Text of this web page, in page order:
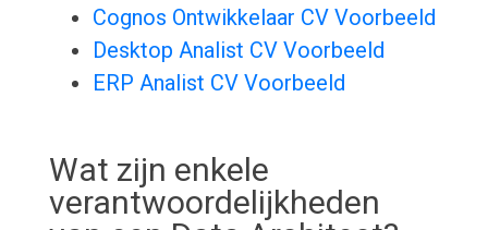
Cognos Ontwikkelaar CV Voorbeeld
Desktop Analist CV Voorbeeld
ERP Analist CV Voorbeeld
Wat zijn enkele
verantwoordelijkheden